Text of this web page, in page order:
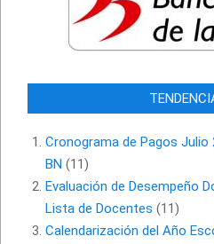
Cronograma de Pagos Julio
BN (11)
Evaluación de Desempeño
Lista de Docentes (11)
Calendarización del Año